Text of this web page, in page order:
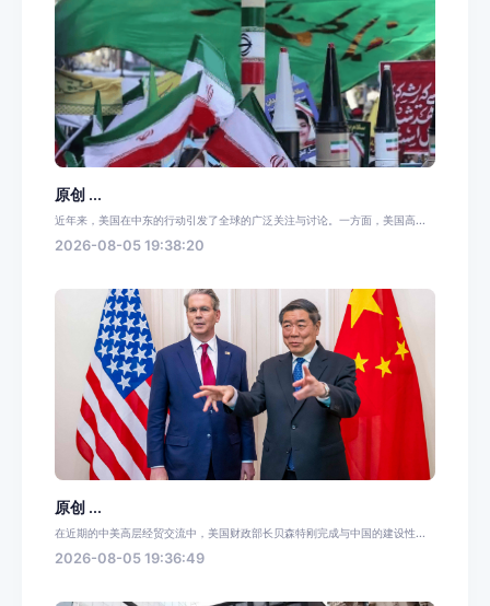
原创 ...
近年来，美国在中东的行动引发了全球的广泛关注与讨论。一方面，美国高...
2026-08-05 19:38:20
原创 ...
在近期的中美高层经贸交流中，美国财政部长贝森特刚完成与中国的建设性...
2026-08-05 19:36:49